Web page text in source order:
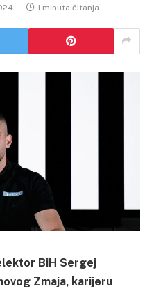
1 minuta čitanja
BiH Sergej
Zmaja, karijeru